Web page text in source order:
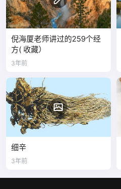
倪海厦老师讲过的259个经
方( 收藏）
3年前
细辛
3年前